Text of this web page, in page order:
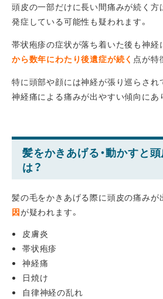
頭皮の一部だけに長い間痛みが続く方
発症している可能性も疑われます。
帯状疱疹の症状が落ち着いた後も神経
から数年にわたり後遺症が続く 点が特
特に頭部や顔には神経が張り巡らされ
神経痛による痛みが出やすい傾向にあ
髪をかきあげる・動かすと
は？
髪の毛をかきあげる際に頭皮の痛みが
因が疑われます。
皮膚炎
帯状疱疹
神経痛
日焼け
自律神経の乱れ